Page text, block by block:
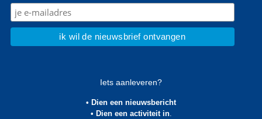
Iets aanleveren?
• Dien een nieuwsbericht
• Dien een activiteit in.